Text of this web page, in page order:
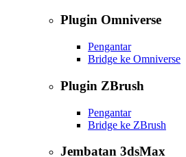
Plugin Omniverse
Pengantar
Bridge ke Omniverse
Plugin ZBrush
Pengantar
Bridge ke ZBrush
Jembatan 3dsMax